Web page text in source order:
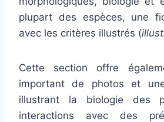
plupart des espèces, une
avec les critères illustrés (
Cette section offre
important de photos et
illustrant la biologie des
interactions avec des